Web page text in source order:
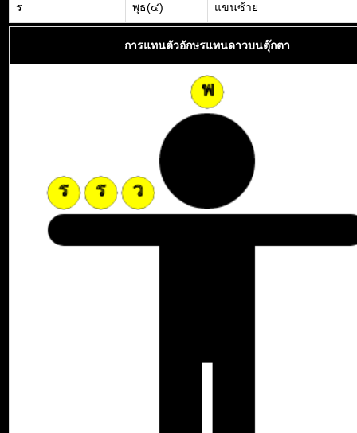
ร พุธ(๔) แขนซ้าย
การแทนตัวอักษรแทนดาวบนตุ๊กตา